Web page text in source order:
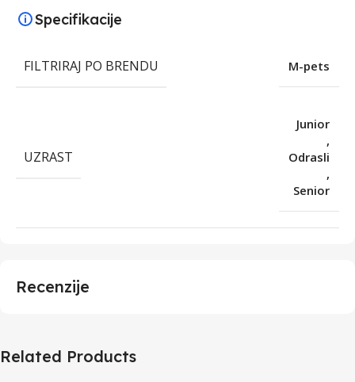
Specifikacije
FILTRIRAJ PO BRENDU M-pets
UZRAST
Junior
,
Odrasli
,
Senior
Recenzije
Related Products